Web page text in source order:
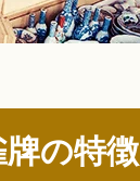
の特徴